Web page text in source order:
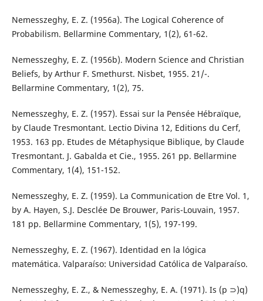
Nemesszeghy, E. Z. (1956a). The Logical Coherence of
Probabilism. Bellarmine Commentary, 1(2), 61-62.
Nemesszeghy, E. Z. (1956b). Modern Science and Christian
Beliefs, by Arthur F. Smethurst. Nisbet, 1955. 21/-.
Bellarmine Commentary, 1(2), 75.
Nemesszeghy, E. Z. (1957). Essai sur la Pensée Hébraïque,
by Claude Tresmontant. Lectio Divina 12, Editions du Cerf,
1953. 163 pp. Etudes de Métaphysique Biblique, by Claude
Tresmontant. J. Gabalda et Cie., 1955. 261 pp. Bellarmine
Commentary, 1(4), 151-152.
Nemesszeghy, E. Z. (1959). La Communication de Etre Vol. 1,
by A. Hayen, S.J. Desclée De Brouwer, Paris-Louvain, 1957.
181 pp. Bellarmine Commentary, 1(5), 197-199.
Nemesszeghy, E. Z. (1967). Identidad en la lógica
matemática. Valparaíso: Universidad Católica de Valparaíso.
Nemesszeghy, E. Z., & Nemesszeghy, E. A. (1971). Is (p ⊃)q)